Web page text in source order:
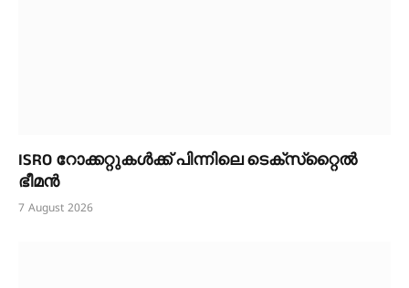
ISRO റോക്കറ്റുകൾക്ക് പിന്നിലെ ടെക്‌സ്‌റ്റൈൽ
ഭീമൻ
7 August 2026